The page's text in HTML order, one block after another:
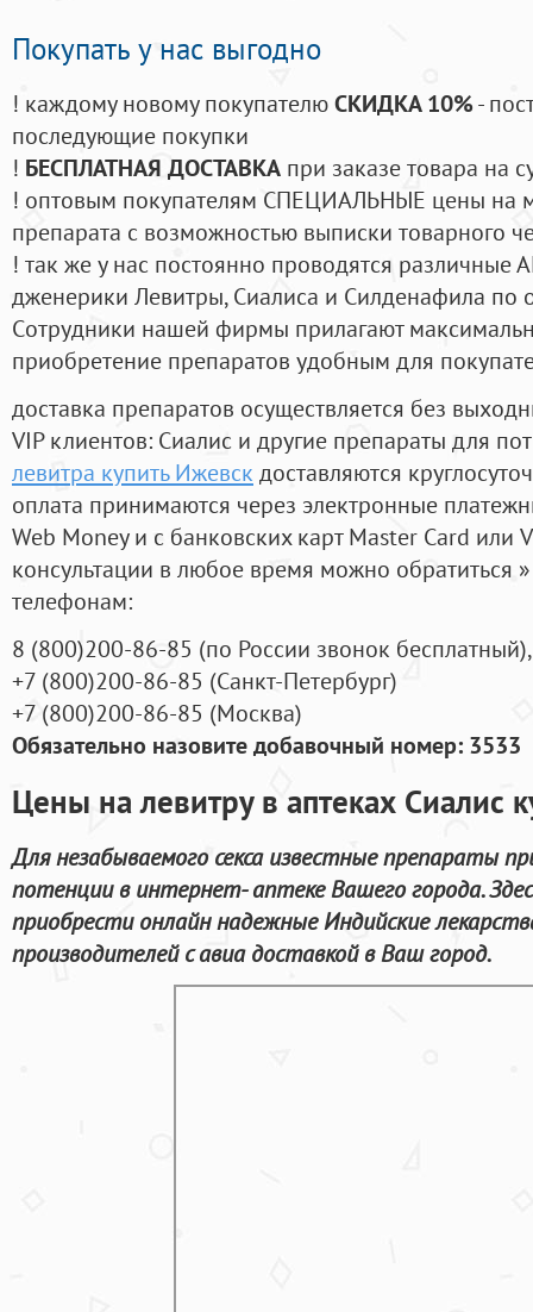
Покупать у нас выгодно
! каждому новому покупателюСКИДКА 10%-
последующие покупки
! БЕСПЛАТНАЯ ДОСТАВКА при заказе товара на
! оптовым покупателям СПЕЦИАЛЬНЫЕ цены на
препарата с возможностью выписки товарного
! так же у нас постоянно проводятся
дженерики Левитры, Сиалиса и Силденафила по
Cотрудники нашей фирмы прилагают
приобретение препаратов удобным для
доставка препаратов осуществляется без
VIP клиентов: Сиалис и другие препараты для
левитра купить Ижевск доставляются
оплата принимаются через электронные
Web Money и с банковских карт Master Card или
консультации в любое время можно обратиться
телефонам:
8 (800)200-86-85 (по России звонок бесплатный),
+7 (800)200-86-85 (Санкт-Петербург)
+7 (800)200-86-85 (Москва)
Обязательно назовите добавочный номер: 3533
Цены на левитру в аптеках Сиалис
Для незабываемого секса известные препараты
потенции в интернет- аптеке Вашего города.
приобрести онлайн надежные Индийские
производителей с авиа доставкой в Ваш город.